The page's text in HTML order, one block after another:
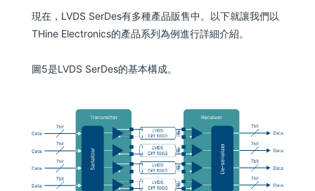
現在，LVDS SerDes有多種產品販售中。以下就讓我們以
THine Electronics的產品系列為例進行詳細介紹。
圖5是LVDS SerDes的基本構成。